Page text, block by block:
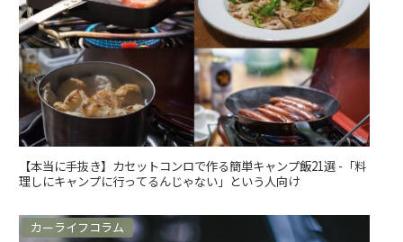
【本当に手抜き】カセットコンロで作る簡単キャンプ飯21選 -「料
理しにキャンプに行ってるんじゃない」という人向け
カーライフコラム